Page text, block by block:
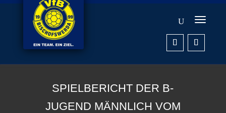
SPIELBERICHT DER B-
JUGEND MÄNNLICH VOM